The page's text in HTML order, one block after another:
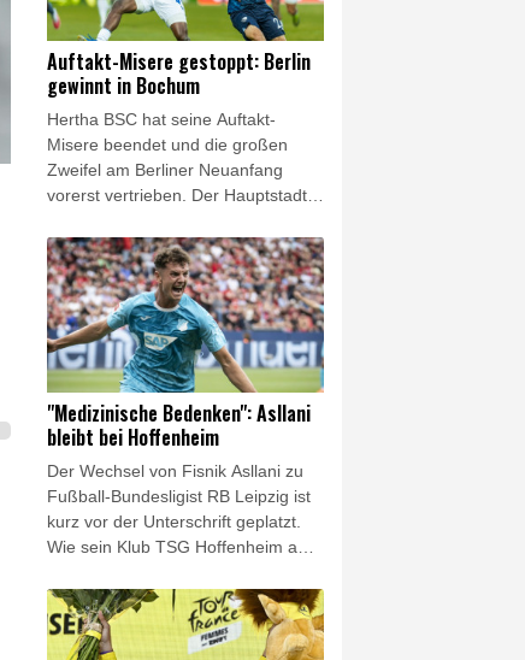
Dominguez betonte die Verdienste
Infantinos und warb zugleich für
einen konstruktiven Umgang
innerhalb des internationalen
Fußballs.
Auftakt-Misere gestoppt: Berlin
gewinnt in Bochum
Hertha BSC hat seine Auftakt-
Misere beendet und die großen
Zweifel am Berliner Neuanfang
vorerst vertrieben. Der Hauptstadt-
Eröffnungsspiel der 2. Fußball-
Bundesliga mit 1:0 (1:0) beim VfL
Bochum. Das Team von Stefan Leitl
trotzte damit dem großen
personellen Aderlass und gewann
erstmals seit sechs Jahren wieder
am ersten Spieltag.
"Medizinische Bedenken": Asllani
bleibt bei Hoffenheim
Der Wechsel von Fisnik Asllani zu
Fußball-Bundesligist RB Leipzig ist
kurz vor der Unterschrift geplatzt.
Wie sein Klub TSG Hoffenheim am
Transfer aufgrund "medizinischer
Bedenken, die Leipzig angemeldet
hatte", nicht zustande.